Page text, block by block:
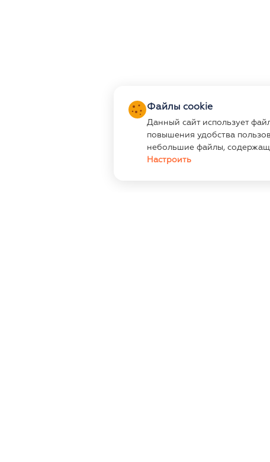
Файлы cookie
Данный сайт использует
повышения удобства
небольшие файлы,
Настроить